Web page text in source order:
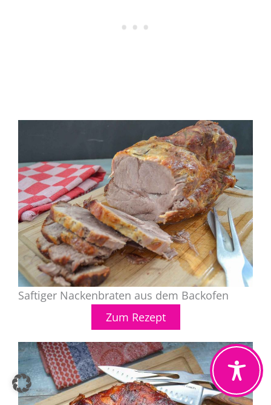
Saftiger Nackenbraten aus dem Backofen
Zum Rezept